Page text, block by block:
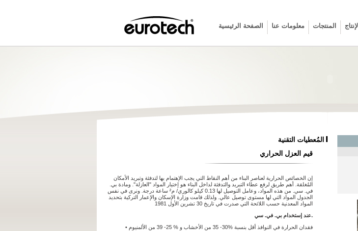
الصفحة الرئيسية معلومات عنا المنتجات الإنتاج
المُعطيات التقنية
قيم العزل الحراري
إن الخصائص الحرارية لعناصر البناء من أهم النقاط التي يجب الإهتمام بها لتدفئة وتبريد الأمكان
المُغلقة. أهم طريق لرفع عطاء التبريد والتدفئة لداخل البناء هو إختيار المواد "العازلة". ومادة بي.
في. سي. من هذه المواد، وعامل التوصيل لها 0.13 كيلو كالوري/ م² ساعة درجة. ونرى في نفس
الجدول المواد التي لها مستوى توصيل عالي. ولذلك قامت وزارة الإسكان والإعمار التركية بتحديد
المواد المعدنية حسب اللائحة التي صدرت في تاريخ 30 تشرين الأول 1981
عند إستخدام بي. في. سي.
• فقدان الحرارة في النوافذ أقل بنسبة %30- 35 من الأخشاب و % 25- 39 من الألمنيوم